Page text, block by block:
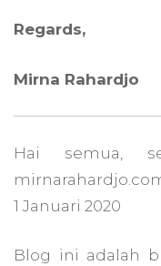
Regards,
Mirna Rahardjo
Hai semua,
1 Januari 2020
Blog ini adalah